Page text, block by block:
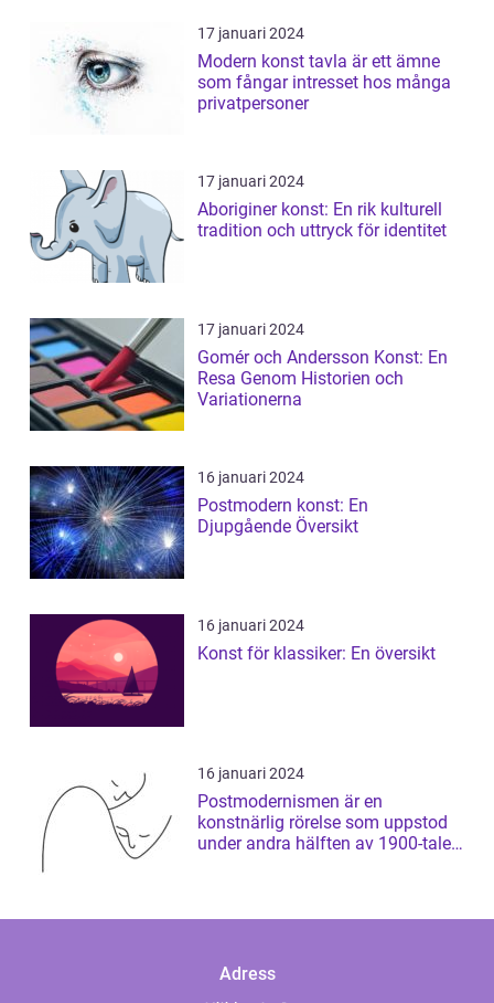
17 januari 2024
Modern konst tavla är ett ämne
som fångar intresset hos många
privatpersoner
17 januari 2024
Aboriginer konst: En rik kulturell
tradition och uttryck för identitet
17 januari 2024
Gomér och Andersson Konst: En
Resa Genom Historien och
Variationerna
16 januari 2024
Postmodern konst: En
Djupgående Översikt
16 januari 2024
Konst för klassiker: En översikt
16 januari 2024
Postmodernismen är en
konstnärlig rörelse som uppstod
under andra hälften av 1900-talet
Adress